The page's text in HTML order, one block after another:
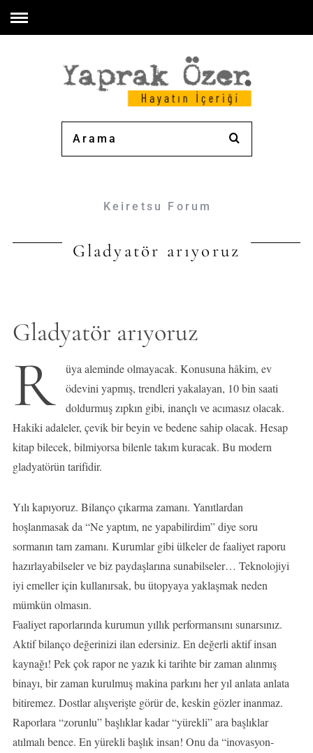
Keiretsu Forum
Gladyatör arıyoruz
Gladyatör arıyoruz
R
üya aleminde olmayacak. Konusuna hâkim, ev
ödevini yapmış, trendleri yakalayan, 10 bin saati
doldurmuş zıpkın gibi, inançlı ve acımasız olacak.
Hakiki adaleler, çevik bir beyin ve bedene sahip olacak. Hesap
kitap bilecek, bilmiyorsa bilenle takım kuracak. Bu modern
gladyatörün tarifidir.
Yılı kapıyoruz. Bilanço çıkarma zamanı. Yanıtlardan
hoşlanmasak da “Ne yaptım, ne yapabilirdim” diye soru
sormanın tam zamanı. Kurumlar gibi ülkeler de faaliyet raporu
hazırlayabilseler ve biz paydaşlarına sunabilseler… Teknolojiyi
iyi emeller için kullanırsak, bu ütopyaya yaklaşmak neden
mümkün olmasın.
Faaliyet raporlarında kurumun yıllık performansını sunarsınız.
Aktif bilanço değerinizi ilan edersiniz. En değerli aktif insan
kaynağı! Pek çok rapor ne yazık ki tarihte bir zaman alınmış
binayı, bir zaman kurulmuş makina parkını her yıl anlata anlata
bitiremez. Dostlar alışverişte görür de, keskin gözler inanmaz.
Raporlara “zorunlu” başlıklar kadar “yürekli” ara başlıklar
atılmalı bence. En yürekli başlık insan! Onu da “inovasyon-